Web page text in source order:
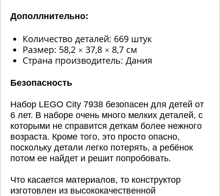
Дополлнительно:
Количество деталей: 669 штук
Размер: 58,2 × 37,8 × 8,7 см
Страна производитель: Дания
Безопасность
Набор LEGO City 7938 безопасен для детей от
6 лет. В наборе очень много мелких деталей, с
которыми не справится деткам более нежного
возраста. Кроме того, это просто опасно,
поскольку детали легко потерять, а ребёнок
потом ее найдет и решит попробовать.
Что касается материалов, то конструктор
изготовлен из высококачественной